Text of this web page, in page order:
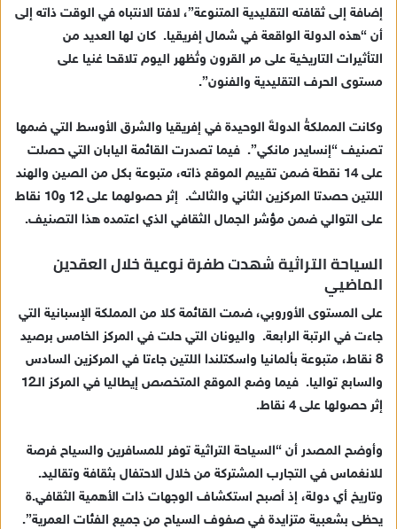
و
ن
إضافة إلى ثقافته التقليدية المتنوعة”، لافتا الانتباه في الوقت ذاته إلى
أن “هذه الدولة الواقعة في شمال إفريقيا. كان لها العديد من
التأثيرات التاريخية على مر القرون وتُظهر اليوم تلاقحا غنيا على
مستوى الحرف التقليدية والفنون”.
وكانت المملكةُ الدولةَ الوحيدة في إفريقيا والشرق الأوسط التي ضمها
تصنيف “إنسايدر مانكي”. فيما تصدرت القائمة اليابان التي حصلت
على 14 نقطة ضمن تقييم الموقع ذاته، متبوعة بكل من الصين والهند
اللتين حصدتا المركزين الثاني والثالث. إثر حصولهما على 12 و10 نقاط
على التوالي ضمن مؤشر الجمال الثقافي الذي اعتمده هذا التصنيف.
السياحة التراثية شهدت طفرة نوعية خلال العقدين
الماضيي
على المستوى الأوروبي، ضمت القائمة كلا من المملكة الإسبانية التي
جاءت في الرتبة الرابعة. واليونان التي حلت في المركز الخامس برصيد
8 نقاط، متبوعة بألمانيا واسكتلندا اللتين جاءتا في المركزين السادس
والسابع تواليا. فيما وضع الموقع المتخصص إيطاليا في المركز الـ12
إثر حصولها على 4 نقاط.
وأوضح المصدر أن “السياحة التراثية توفر للمسافرين والسياح فرصة
للانغماس في التجارب المشتركة من خلال الاحتفال بثقافة وتقاليد.
وتاريخ أي دولة، إذ أصبح استكشاف الوجهات ذات الأهمية الثقافي.ة
يحظى بشعبية متزايدة في صفوف السياح من جميع الفئات العمرية”.